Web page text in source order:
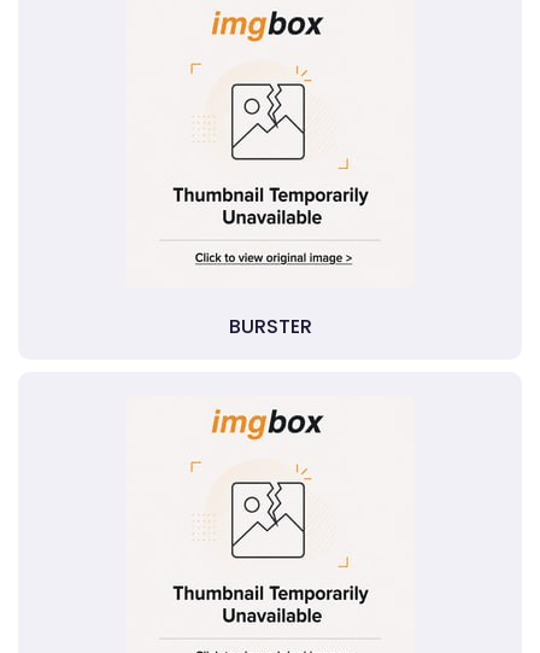
BURSTER